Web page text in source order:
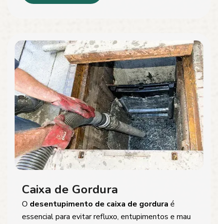
Caixa de Gordura
O desentupimento de caixa de gordura é
essencial para evitar refluxo, entupimentos e mau